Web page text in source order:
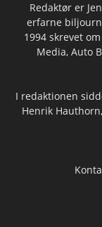
Redaktør er
erfarne
1994 skrevet
Media, Auto
I redaktionen
Henrik